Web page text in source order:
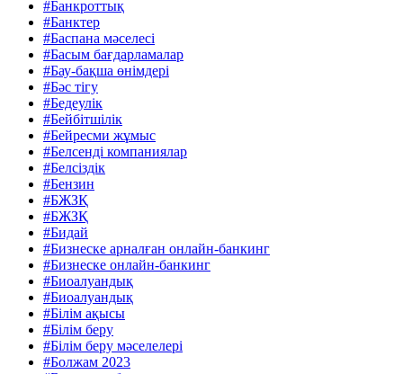
#Банкроттық
#Банктер
#Баспана мәселесі
#Басым бағдарламалар
#Бау-бақша өнімдері
#Бәс тігу
#Бедеулік
#Бейбітшілік
#Бейресми жұмыс
#Белсенді компаниялар
#Белсіздік
#Бензин
#БЖЗҚ
#БЖЗҚ
#Бидай
#Бизнеске арналған онлайн-банкинг
#Бизнеске онлайн-банкинг
#Биоалуандық
#Биоалуандық
#Білім ақысы
#Білім беру
#Білім беру мәселелері
#Болжам 2023